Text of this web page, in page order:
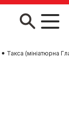
Такса (мініатюрна